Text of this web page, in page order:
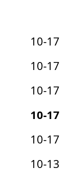
10-17
10-17
10-17
10-17
10-17
10-13